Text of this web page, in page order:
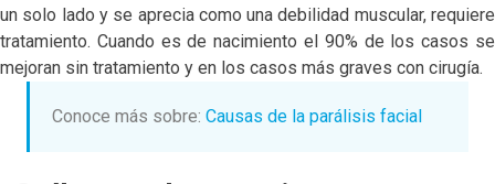
un solo lado y se aprecia como una debilidad muscular, requiere
tratamiento. Cuando es de nacimiento el 90% de los casos se
mejoran sin tratamiento y en los casos más graves con cirugía.
Conoce más sobre: Causas de la parálisis facial